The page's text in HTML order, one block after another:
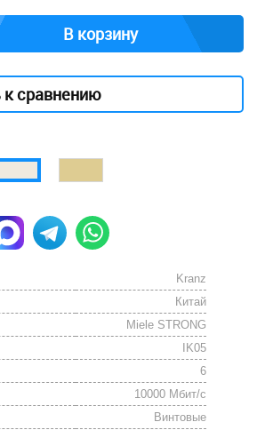
В корзину
сравнению
Kranz
Китай
Miele STRONG
IK05
6
10000 Мбит/с
Винтовые